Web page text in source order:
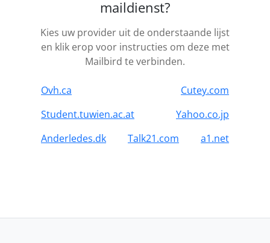
maildienst?
Kies uw provider uit de onderstaande lijst
en klik erop voor instructies om deze met
Mailbird te verbinden.
Ovh.ca
Cutey.com
Student.tuwien.ac.at
Yahoo.co.jp
Anderledes.dk
Talk21.com a1.net